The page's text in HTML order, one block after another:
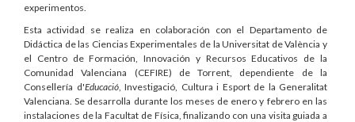
experimentos.
Esta actividad se realiza en colaboración con el Departamento de
Didáctica de las Ciencias Experimentales de la Universitat de València y
el Centro de Formación, Innovación y Recursos Educativos de la
Comunidad Valenciana (CEFIRE) de Torrent, dependiente de la
Consellería d'Educació, Investigació, Cultura i Esport de la Generalitat
Valenciana. Se desarrolla durante los meses de enero y febrero en las
instalaciones de la Facultat de Física, finalizando con una visita guiada a